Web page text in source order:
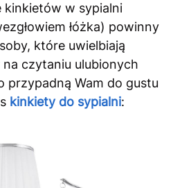
kinkietów w sypialni
łóżka) powinny
które uwielbiają
czytaniu ulubionych
przypadną Wam do gustu
kinkiety do sypialni: